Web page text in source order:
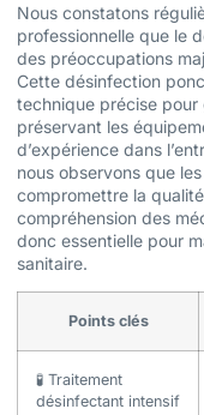
Nous constatons
professionnelle que le
des préoccupations
Cette désinfection
technique précise pour
préservant les
d’expérience dans
nous observons que
compromettre la
compréhension des
donc essentielle pour
sanitaire.
Points clés
🧪 Traitement
désinfectant intensif